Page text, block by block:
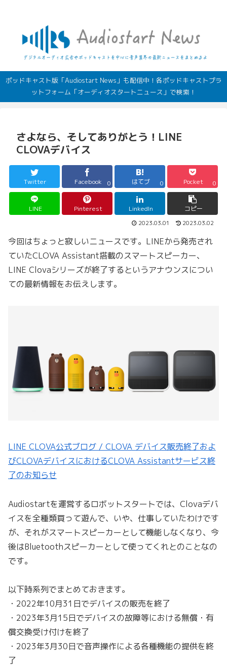
ポッドキャスト版「Audiostart News」も配信中！各ポッドキャストプラ
ットフォーム「オーディオスタートニュース」で検索！
さよなら、そしてありがとう！LINE
CLOVAデバイス
Twitter Facebook 0 はてブ 0 Pocket 0
LINE Pinterest LinkedIn コピー
2023.03.01 2023.03.02
今回はちょっと寂しいニュースです。LINEから発売され
ていたCLOVA Assistant搭載のスマートスピーカー、
LINE Clovaシリーズが終了するというアナウンスについ
ての最新情報をお伝えします。
LINE CLOVA公式ブログ / CLOVA デバイス販売終了およ
びCLOVAデバイスにおけるCLOVA Assistantサービス終
了のお知らせ
Audiostartを運営するロボットスタートでは、Clovaデバ
イスを全種類買って遊んで、いや、仕事していたわけです
が、それがスマートスピーカーとして機能しなくなり、今
後はBluetoothスピーカーとして使ってくれとのことなの
です。
以下時系列でまとめておきます。
・2022年10月31日でデバイスの販売を終了
・2023年3月15日でデバイスの故障等における無償・有
償交換受け付けを終了
・2023年3月30日で音声操作による各種機能の提供を終
了